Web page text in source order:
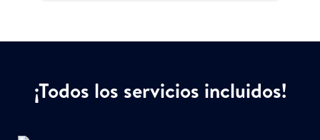
¡Todos los servicios incluidos!